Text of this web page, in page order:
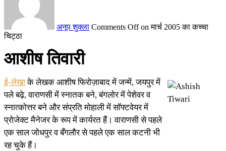
अनूप शुक्ला Comments Offon मार्च 2005 का कच्चा
चिट्ठा
आशीष तिवारी
ई-लेखाके लेखक आशीष फिरोज़ाबाद में जन्में, जयपुर में
पले बढ़े, वाराणसी में स्नातक बने, बंगलोर में पेशेवर व
स्नात्कोत्तर बने और संप्रति मोहाली में सॉफ्टवेयर में
प्रोजेक्ट मैनेजर के रूप में कार्यरत हैं। वाराणसी से पहले
एक साल जोधपुर व बँगलौर से पहले एक साल कटनी भी
रह चुके हैं।